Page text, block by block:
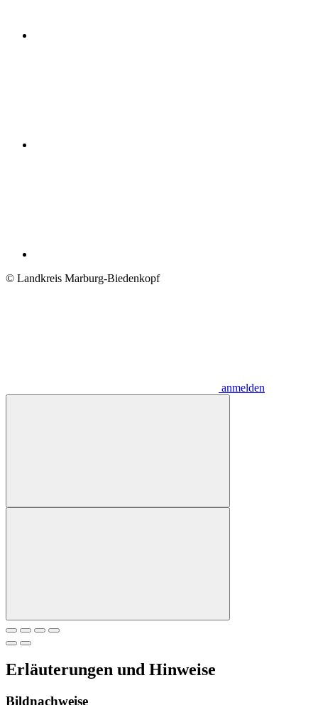
© Landkreis Marburg-Biedenkopf
anmelden
Erläuterungen und Hinweise
Bildnachweise